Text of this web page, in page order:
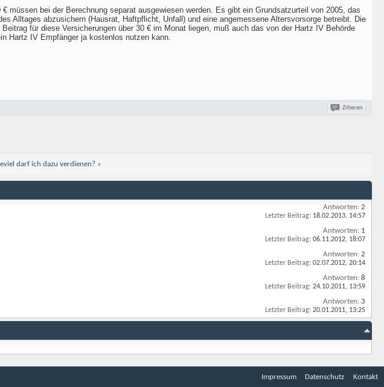
müssen bei der Berechnung separat ausgewiesen werden. Es gibt ein Grundsatzurteil von 2005, das
Alltages abzusichern (Hausrat, Haftpflicht, Unfall) und eine angemessene Altersvorsorge betreibt. Die
für diese Versicherungen über 30 € im Monat liegen, muß auch das von der Hartz IV Behörde
Hartz IV Empfänger ja kostenlos nutzen kann.
Zitieren
darf ich dazu verdienen? »
Antworten: 2
Letzter Beitrag: 18.02.2013, 14:57
Antworten: 1
Letzter Beitrag: 06.11.2012, 18:07
Antworten: 2
Letzter Beitrag: 02.07.2012, 20:14
Antworten: 8
Letzter Beitrag: 24.10.2011, 13:59
Antworten: 3
Letzter Beitrag: 20.01.2011, 13:25
Impressum Datenschutz Kontakt